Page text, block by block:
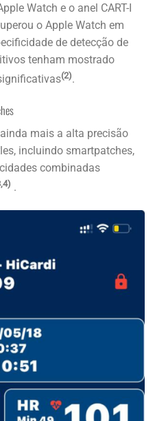
Watch e o anel CART-I
o Apple Watch em
de detecção de
tenham mostrado
(2).
mais a alta precisão
incluindo smartpatches,
combinadas
.